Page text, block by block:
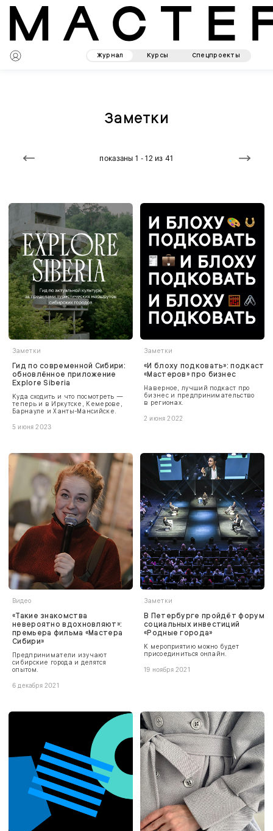
Журнал Курсы Спецпроекты
Заметки
показаны 1 - 12 из 41
Заметки
Гид по современной Сибири:
обновлённое приложение
Explore Siberia
Куда сходить и что посмотреть —
теперь и в Иркутске, Кемерове,
Барнауле и Ханты-Мансийске.
5 июня 2023
Заметки
«И блоху подковать»: подкаст
«Мастеров» про бизнес
Наверное, лучший подкаст про
бизнес и предпринимательство
в регионах.
2 июня 2022
Видео
«Такие знакомства
невероятно вдохновляют»:
премьера фильма «Мастера
Сибири»
Предприниматели изучают
сибирские города и делятся
опытом.
6 декабря 2021
Заметки
В Петербурге пройдёт форум
социальных инвестиций
«Родные города»
К мероприятию можно будет
присоединиться онлайн.
19 ноября 2021